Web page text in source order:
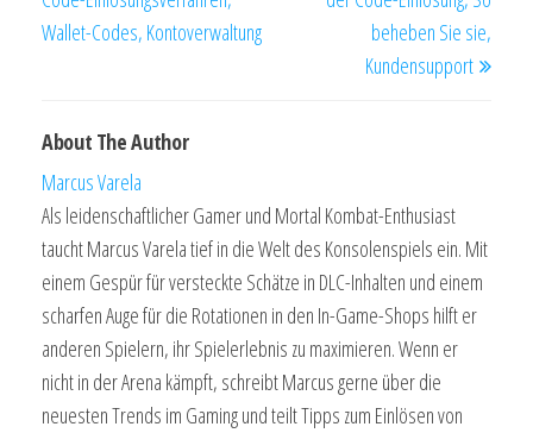
Wallet-Codes, Kontoverwaltung
beheben Sie sie,
Kundensupport
About The Author
Marcus Varela
Als leidenschaftlicher Gamer und Mortal Kombat-Enthusiast
taucht Marcus Varela tief in die Welt des Konsolenspiels ein. Mit
einem Gespür für versteckte Schätze in DLC-Inhalten und einem
scharfen Auge für die Rotationen in den In-Game-Shops hilft er
anderen Spielern, ihr Spielerlebnis zu maximieren. Wenn er
nicht in der Arena kämpft, schreibt Marcus gerne über die
neuesten Trends im Gaming und teilt Tipps zum Einlösen von